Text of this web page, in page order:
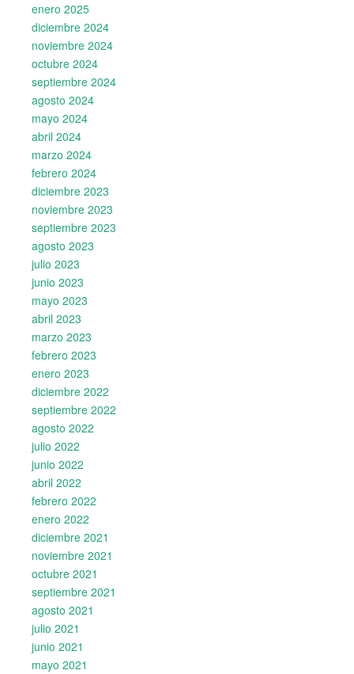
enero 2025
diciembre 2024
noviembre 2024
octubre 2024
septiembre 2024
agosto 2024
mayo 2024
abril 2024
marzo 2024
febrero 2024
diciembre 2023
noviembre 2023
septiembre 2023
agosto 2023
julio 2023
junio 2023
mayo 2023
abril 2023
marzo 2023
febrero 2023
enero 2023
diciembre 2022
septiembre 2022
agosto 2022
julio 2022
junio 2022
abril 2022
febrero 2022
enero 2022
diciembre 2021
noviembre 2021
octubre 2021
septiembre 2021
agosto 2021
julio 2021
junio 2021
mayo 2021